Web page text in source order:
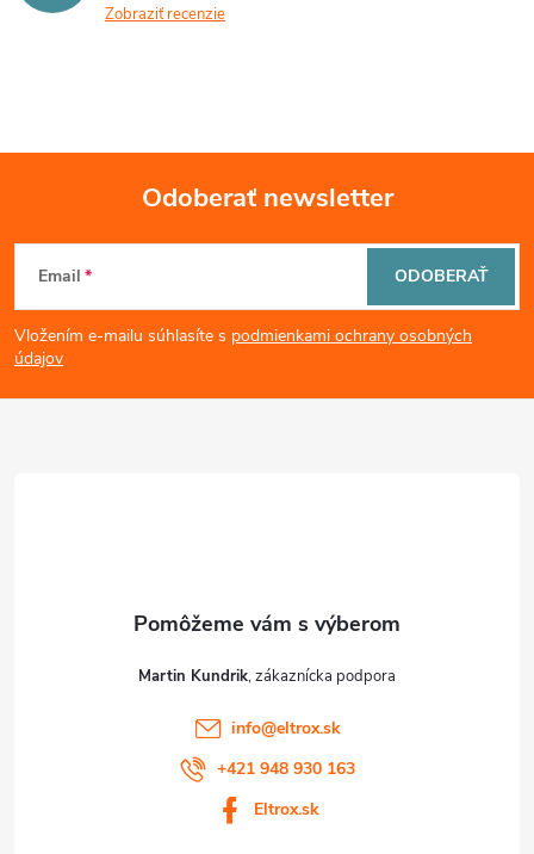
Zobraziť recenzie
Z
á
p
Odoberať newsletter
Email
Vložením e-mailu súhlasíte s podmienkami ochrany osobných
údajov
ODOBERAŤ
Martin Kundrik
info@eltrox.sk
+421 948 930 163
Eltrox.sk